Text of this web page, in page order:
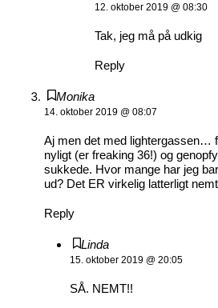
12. oktober 2019 @ 08:30
Tak, jeg må på udkig
Reply
Monika
14. oktober 2019 @ 08:07
Aj men det med lightergassen…
nyligt (er freaking 36!) og
sukkede. Hvor mange har jeg
ud? Det ER virkelig latterligt
Reply
Linda
15. oktober 2019 @ 20:05
SÅ. NEMT!!